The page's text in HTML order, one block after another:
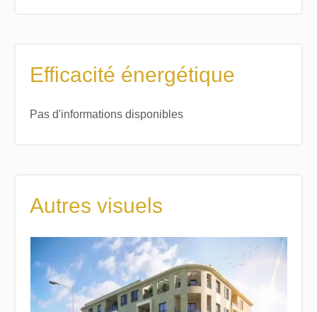
Efficacité énergétique
Pas d'informations disponibles
Autres visuels